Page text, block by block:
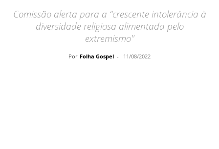
Comissão alerta para a “crescente intolerância à
diversidade religiosa alimentada pelo
extremismo"
Por Folha Gospel - 11/08/2022